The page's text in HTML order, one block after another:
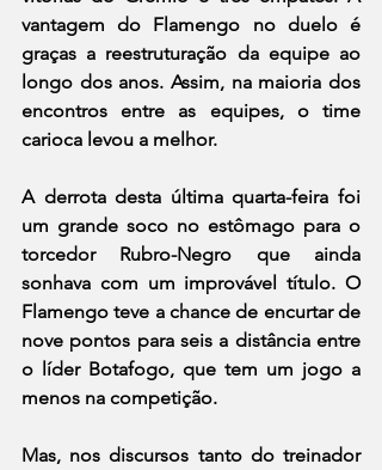
vantagem do Flamengo no duelo é
graças a reestruturação da equipe ao
longo dos anos. Assim, na maioria dos
encontros entre as equipes, o time
carioca levou a melhor.
A derrota desta última quarta-feira foi
um grande soco no estômago para o
torcedor Rubro-Negro que ainda
sonhava com um improvável título. O
Flamengo teve a chance de encurtar de
nove pontos para seis a distância entre
o líder Botafogo, que tem um jogo a
menos na competição.
Mas, nos discursos tanto do treinador